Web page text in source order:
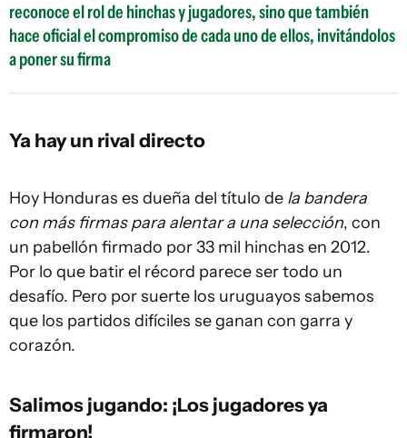
reconoce el rol de hinchas y jugadores, sino que también
hace oficial el compromiso de cada uno de ellos, invitándolos
a poner su firma
Ya hay un rival directo
Hoy Honduras es dueña del título de la bandera
con más firmas para alentar a una selección, con
un pabellón firmado por 33 mil hinchas en 2012.
Por lo que batir el récord parece ser todo un
desafío. Pero por suerte los uruguayos sabemos
que los partidos difíciles se ganan con garra y
corazón.
Salimos jugando: ¡Los jugadores ya
firmaron!